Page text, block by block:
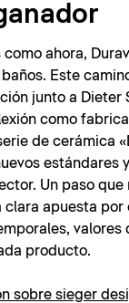
como ahora,
Este
junto a Dieter
como
de cerámica
estándares
Un paso que
clara apuesta por
valores
producto.
sobre sieger